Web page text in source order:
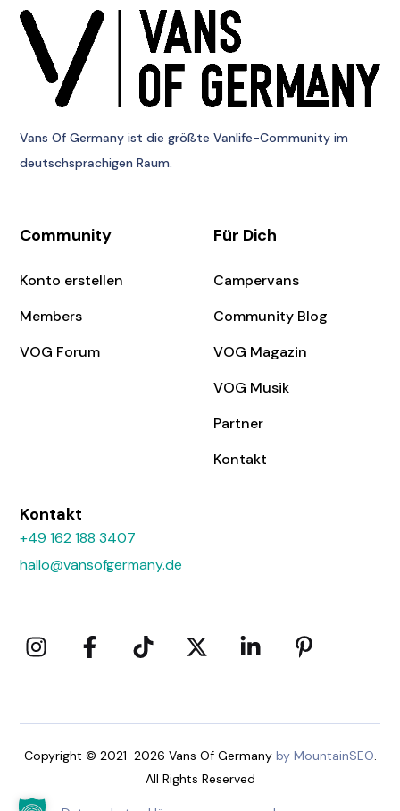
Vans Of Germany ist die größte Vanlife-Community im
deutschsprachigen Raum.
Community
Konto erstellen
Members
VOG Forum
Für Dich
Campervans
Community Blog
VOG Magazin
VOG Musik
Partner
Kontakt
Kontakt
+49 162 188 3407
hallo@vansofgermany.de
Copyright © 2021-2026 Vans Of Germany by MountainSEO.
All Rights Reserved